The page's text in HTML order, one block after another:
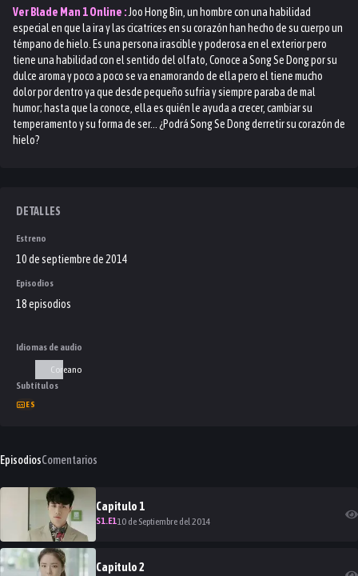
Ver Blade Man 1Online : Joo Hong Bin, un hombre con una habilidad
especial en que la ira y las cicatrices en su corazón han hecho de su cuerpo un
témpano de hielo. Es una persona irascible y poderosa en el exterior pero
tiene una habilidad con el sentido del olfato, Conoce a Song Se Dong por su
dulce aroma y poco a poco se va enamorando de ella pero el tiene mucho
dolor por dentro ya que desde pequeño sufria y siempre paraba de mal
humor; hasta que la conoce, ella es quién le ayuda a crecer, cambiar su
temperamento y su forma de ser... ¿Podrá Song Se Dong derretir su corazón de
hielo?
DETALLES
Estreno
10 de septiembre de 2014
Episodios
18 episodios
Idiomas de audio
Coreano
Subtítulos
ES
EpisodiosComentarios
Capitulo 1
S1.E110 de Septiembre del 2014
Capitulo2